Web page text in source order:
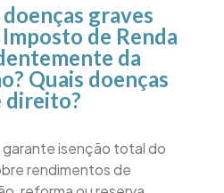
graves
de Renda
da
Quais doenças
direito?
garante isenção total do
rendimentos de